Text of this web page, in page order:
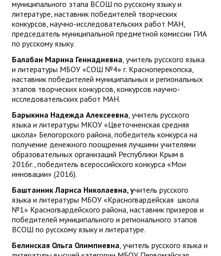
Профессиональная переподготовка
Повышение квалификации
КОНТАКТЫ
муниципального этапа ВСОШ по русскому языку и
литературе, наставник победителей творческих
конкурсов, научно-исследовательских работ МАН,
председатель муниципальной предметной комиссии ГИА
по русскому языку.
Балабан Марина Геннадиевна, учитель русского языка
и литературы МБОУ «СОШ №4» г. Красноперекопска,
наставник победителей муниципальных и региональных
этапов творческих конкурсов, конкурсов научно-
исследовательских работ МАН.
Барыкина Надежда Алексеевна, учитель русского
языка и литературы МКОУ «Цветочненская средняя
школа» Белогорского района, победитель конкурса на
получение денежного поощрения лучшими учителями
образовательных организаций Республики Крым в
2016г., победитель всероссийского конкурса «Мои
инновации» (2016).
Баштанник Лариса Николаевна, учитель русского
языка и литературы МБОУ «Красногвардейская школа
№1» Красногвардейского района, наставник призеров и
победителей муниципального и регионального этапов
ВСОШ по русскому языку и литературе.
Белинская Ольга Олимпиевна, учитель русского языка и